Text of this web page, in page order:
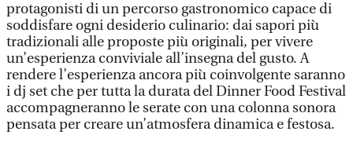
protagonisti di un percorso gastronomico capace di
soddisfare ogni desiderio culinario: dai sapori più
tradizionali alle proposte più originali, per vivere
un’esperienza conviviale all’insegna del gusto. A
rendere l’esperienza ancora più coinvolgente saranno
i dj set che per tutta la durata del Dinner Food Festival
accompagneranno le serate con una colonna sonora
pensata per creare un’atmosfera dinamica e festosa.